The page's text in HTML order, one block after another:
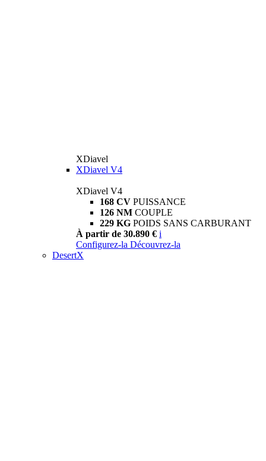
XDiavel
XDiavel V4
XDiavel V4
168 CV PUISSANCE
126 NM COUPLE
229 KG POIDS SANS CARBURANT
À partir de 30.890 € i
Configurez-la Découvrez-la
DesertX